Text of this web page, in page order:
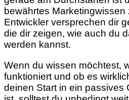
bewährtes Marketingwissen
Entwickler versprechen dir
die dir zeigen, wie auch du
werden kannst.
Wenn du wissen möchtest,
funktioniert und ob es
deinen Start in ein passives